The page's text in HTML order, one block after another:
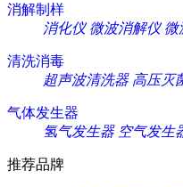
消解制样
消化仪 微波消解仪 微
清洗消毒
超声波清洗器 高压灭
气体发生器
氢气发生器 空气发生
推荐品牌